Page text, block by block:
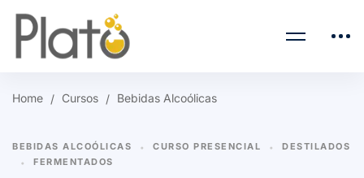
Home Cursos Bebidas Alcoólicas
BEBIDAS ALCOÓLICAS • CURSO PRESENCIAL • DESTILADOS
• FERMENTADOS